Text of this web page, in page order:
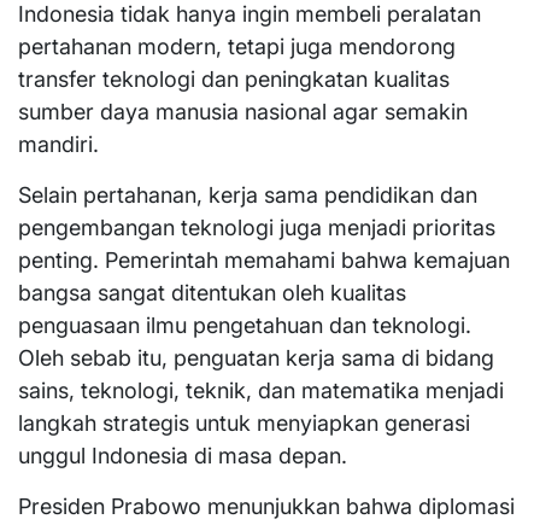
Indonesia tidak hanya ingin membeli peralatan
pertahanan modern, tetapi juga mendorong
transfer teknologi dan peningkatan kualitas
sumber daya manusia nasional agar semakin
mandiri.
Selain pertahanan, kerja sama pendidikan dan
pengembangan teknologi juga menjadi prioritas
penting. Pemerintah memahami bahwa kemajuan
bangsa sangat ditentukan oleh kualitas
penguasaan ilmu pengetahuan dan teknologi.
Oleh sebab itu, penguatan kerja sama di bidang
sains, teknologi, teknik, dan matematika menjadi
langkah strategis untuk menyiapkan generasi
unggul Indonesia di masa depan.
Presiden Prabowo menunjukkan bahwa diplomasi